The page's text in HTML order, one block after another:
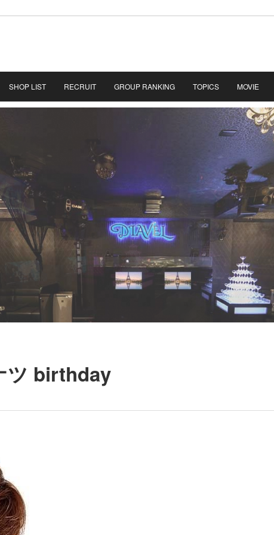
SHOP LIST RECRUIT GROUP RANKING TOPICS MOVIE
ツ birthday